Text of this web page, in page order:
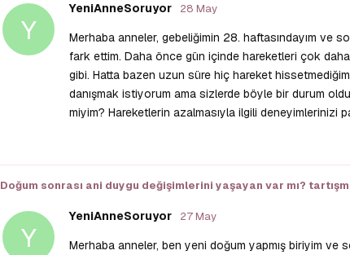
Y
YeniAnneSoruyor 28 May
Merhaba anneler, gebeliğimin 28. haftasındayım ve
fark ettim. Daha önce gün içinde hareketleri çok
gibi. Hatta bazen uzun süre hiç hareket
danışmak istiyorum ama sizlerde böyle bir durum
miyim? Hareketlerin azalmasıyla ilgili deneyimlerinizi
Doğum sonrası ani duygu değişimlerini yaşayan var mı?
Y
YeniAnneSoruyor 27 May
Merhaba anneler, ben yeni doğum yapmış biriyim ve